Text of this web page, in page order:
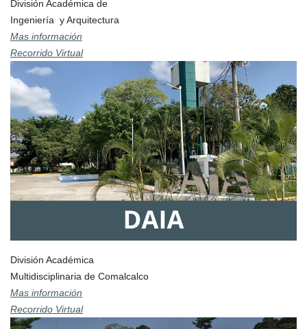
División Académica de
Ingeniería y Arquitectura
Mas información
Recorrido Virtual
División Académica
Multidisciplinaria de Comalcalco
Mas información
Recorrido Virtual